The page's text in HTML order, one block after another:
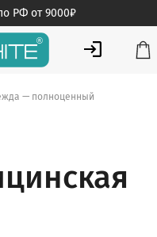
РФ от 9000₽
медицинской одежды
— полноценный